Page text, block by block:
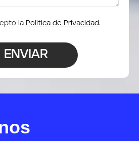
la Política de Privacidad.